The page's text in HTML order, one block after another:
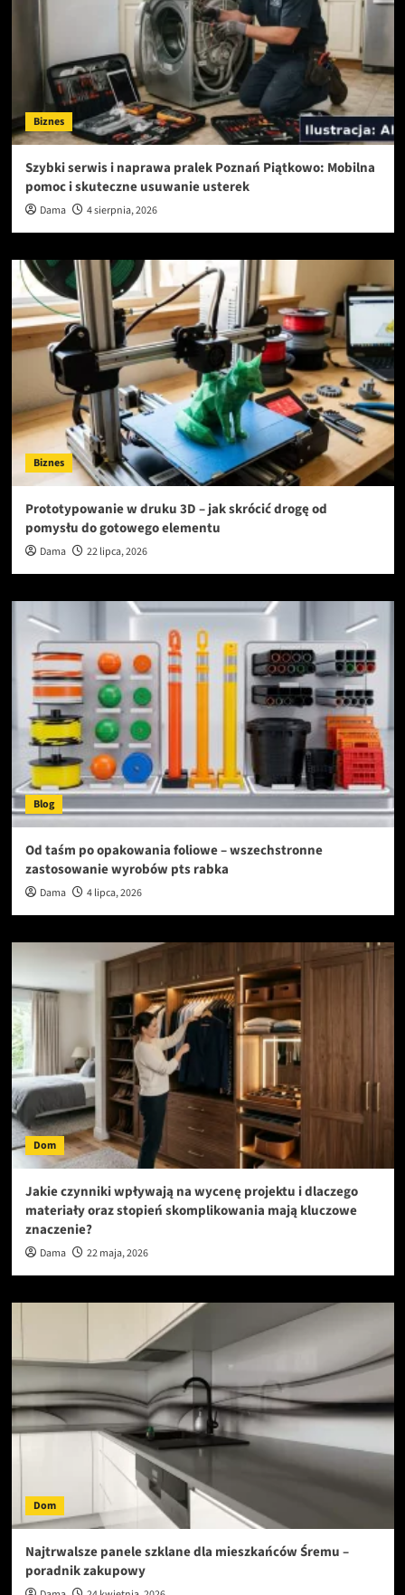
Biznes
Szybki serwis i naprawa pralek Poznań Piątkowo: Mobilna
pomoc i skuteczne usuwanie usterek
Dama 4 sierpnia, 2026
Biznes
Prototypowanie w druku 3D – jak skrócić drogę od
pomysłu do gotowego elementu
Dama 22 lipca, 2026
Blog
Od taśm po opakowania foliowe – wszechstronne
zastosowanie wyrobów pts rabka
Dama 4 lipca, 2026
Dom
Jakie czynniki wpływają na wycenę projektu i dlaczego
materiały oraz stopień skomplikowania mają kluczowe
znaczenie?
Dama 22 maja, 2026
Dom
Najtrwalsze panele szklane dla mieszkańców Śremu –
poradnik zakupowy